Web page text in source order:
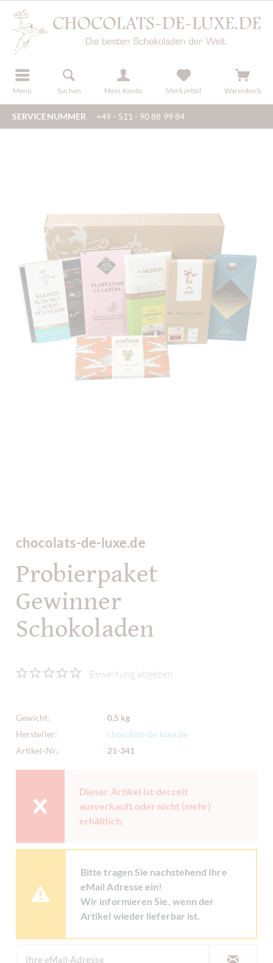
Menü Suchen Mein Konto
registrieren Merkzettel Warenkorb
SERVICENUMMER +49 - 511 - 90 88 99 84
chocolats-de-luxe.de
Probierpaket
Gewinner
Schokoladen
Bewertung abgeben
Gewicht:
0,5 kg
Hersteller:
chocolats-de-luxe.de
Artikel-Nr.:
21-341
Dieser Artikel ist derzeit
ausverkauft oder nicht (mehr)
erhältlich.
Bitte tragen Sie nachstehend Ihre
eMail Adresse ein!
Wir informieren Sie, wenn der
Artikel wieder lieferbar ist.